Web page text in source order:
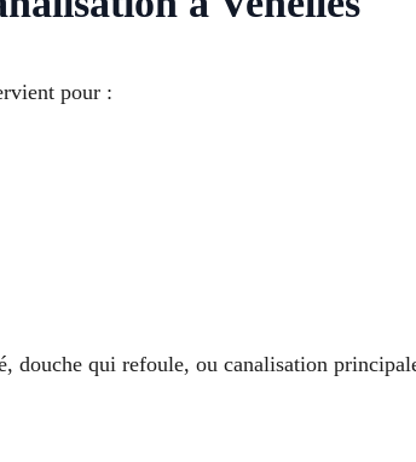
pour :
douche qui refoule, ou canalisation